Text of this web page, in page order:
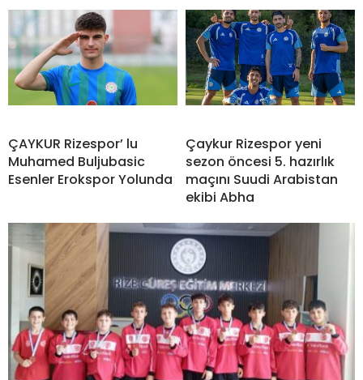
ÇAYKUR Rizespor’ lu
Muhamed Buljubasic
Esenler Erokspor Yolunda
Çaykur Rizespor yeni
sezon öncesi 5. hazırlık
maçını Suudi Arabistan
ekibi Abha